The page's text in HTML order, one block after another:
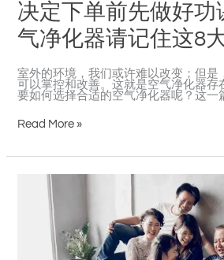
决定下单前先做好功
气净化器请记住这8
室外的环境，我们或许难以改变；但是
可以掌控和改善。这就是空气净化器存
要如何选择合适的空气净化器呢？这
请
记
住
这
要
点
Read More »